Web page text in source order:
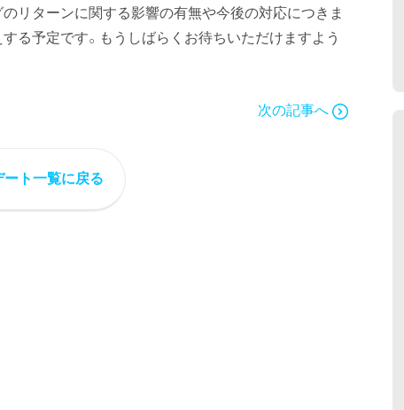
リターンに関する影響の有無や今後の対応につきま
る予定です。もうしばらくお待ちいただけますよう
次の記事へ
ト一覧に戻る